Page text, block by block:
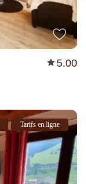
5.00
Tarifs en ligne